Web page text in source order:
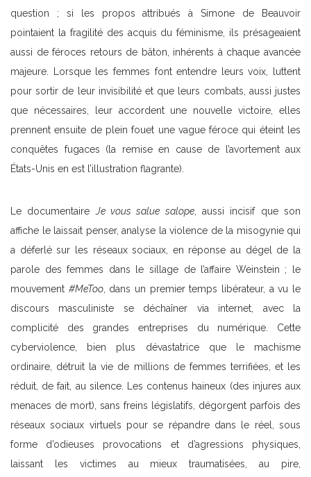
question ; si les propos attribués à Simone de Beauvoir
pointaient la fragilité des acquis du féminisme, ils présageaient
aussi de féroces retours de bâton, inhérents à chaque avancée
majeure. Lorsque les femmes font entendre leurs voix, luttent
pour sortir de leur invisibilité et que leurs combats, aussi justes
que nécessaires, leur accordent une nouvelle victoire, elles
prennent ensuite de plein fouet une vague féroce qui éteint les
conquêtes fugaces (la remise en cause de l’avortement aux
États-Unis en est l’illustration flagrante).
Le documentaire Je vous salue salope, aussi incisif que son
affiche le laissait penser, analyse la violence de la misogynie qui
a déferlé sur les réseaux sociaux, en réponse au dégel de la
parole des femmes dans le sillage de l’affaire Weinstein ; le
mouvement #MeToo, dans un premier temps libérateur, a vu le
discours masculiniste se déchaîner via internet, avec la
complicité des grandes entreprises du numérique. Cette
cyberviolence, bien plus dévastatrice que le machisme
ordinaire, détruit la vie de millions de femmes terrifiées, et les
réduit, de fait, au silence. Les contenus haineux (des injures aux
menaces de mort), sans freins législatifs, dégorgent parfois des
réseaux sociaux virtuels pour se répandre dans le réel, sous
forme d’odieuses provocations et d’agressions physiques,
laissant les victimes au mieux traumatisées, au pire,